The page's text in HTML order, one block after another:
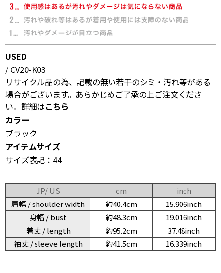
USED
/ CV20-K03
リサイクル品の為、記載の無い若干のシミ・汚れ等がある
場合がございます。あらかじめご了承の上ご注文くださ
い。詳細はこちら
カラー
ブラック
アイテムサイズ
サイズ表記：44
JP/ US cm
inch
肩幅 / shoulder width
約40.4cm
15.906inch
身幅 / bust
約48.3cm
19.016inch
着丈 / length
約95.2cm
37.48inch
袖丈 / sleeve length
約41.5cm 16.339inch